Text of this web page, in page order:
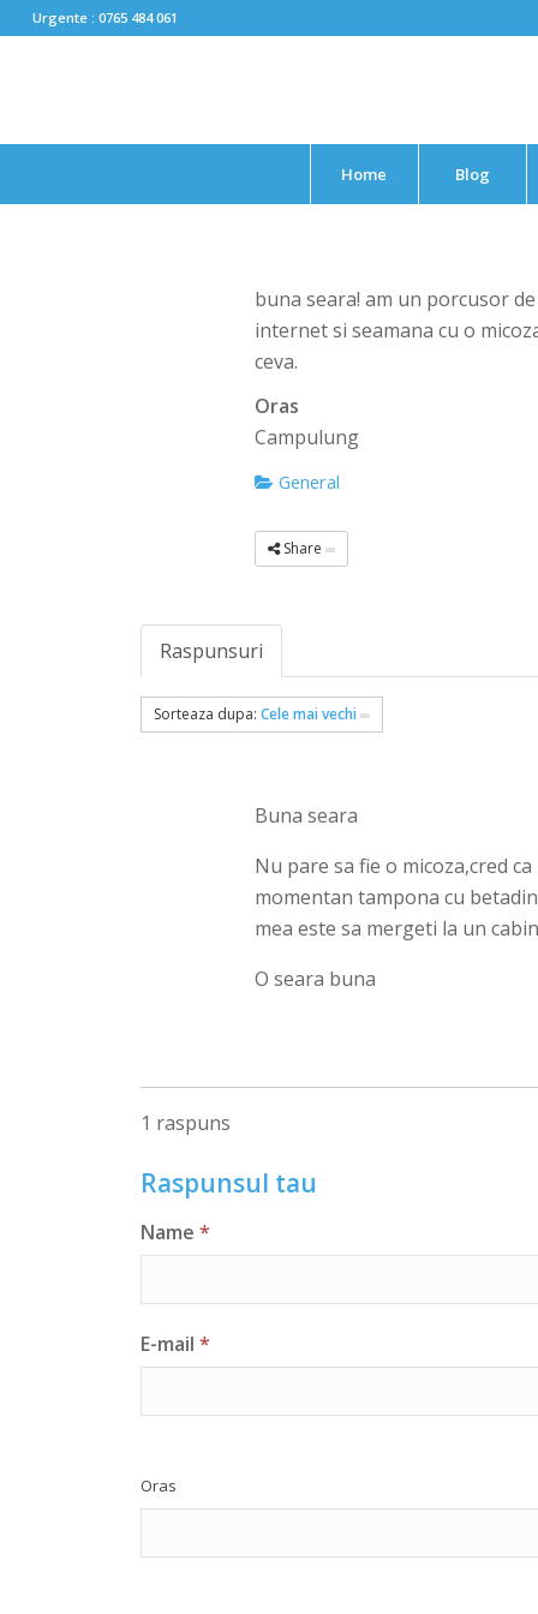
Urgente : 0765 484 061
Home Blog
buna seara! am un porcusor
internet si seamana cu o
ceva.
Oras
Campulung
General
Share
Raspunsuri
Sorteaza dupa:Cele mai vechi
Buna seara
Nu pare sa fie o micoza,cred
momentan tampona cu
mea este sa mergeti la un
O seara buna
1 raspuns
Raspunsul tau
Name *
E-mail *
Oras